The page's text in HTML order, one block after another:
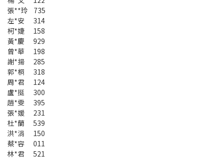
張**玲 735
左*安 314
柯*婕 158
黃*慶 929
曾*華 198
謝*揚 285
郭*桐 318
周*君 124
盧*挺 300
趙*雯 395
張*媛 231
杜*蘭 539
洪*涓 150
蔡*容 011
林*君 521